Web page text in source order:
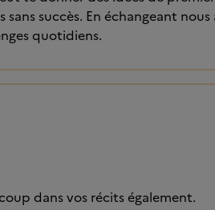
sans succès. En échangeant
quotidiens.
dans vos récits également.